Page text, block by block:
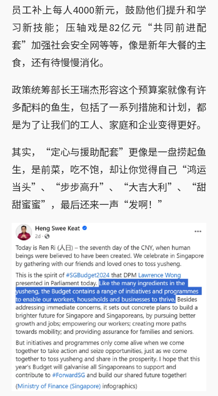
员工补上每人4000新元，鼓励他们提升和学
习新技能；压轴戏是82亿元“共同前进配
套”加强社会安全网等等，像是新年大餐的主
食，还有待慢慢消化。
政策统筹部长王瑞杰形容这个预算案就像有许
多配料的鱼生，包括了一系列措施和计划，都
是为了让我们的工人、家庭和企业变得更好。
其实，“定心与援助配套”更像是一盘捞起鱼
生，是前菜，吃不饱，却让你觉得自己“鸿运
当头”、“步步高升”、“大吉大利”、“甜
甜蜜蜜”，最后还来一声“发啊！”